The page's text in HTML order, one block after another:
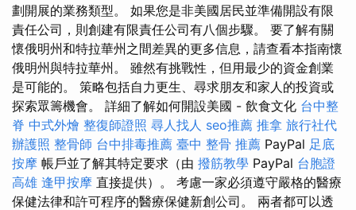
劃開展的業務類型。 如果您是非美國居民並準備開設有限
責任公司，則創建有限責任公司有八個步驟。 要了解有關
懷俄明州和特拉華州之間差異的更多信息，請查看本指南懷
俄明州與特拉華州。 雖然有挑戰性，但用最少的資金創業
是可能的。 策略包括自力更生、尋求朋友和家人的投資或
探索眾籌機會。 詳細了解如何開設美國 - 飲食文化 台中整
脊 中式外燴 整復師證照 尋人找人 seo推薦 推拿 旅行社代
辦護照 整骨師 台中排毒推薦 臺中 整骨 推薦 PayPal 足底
按摩 帳戶並了解其特定要求（由 撥筋教學 PayPal 台胞證
高雄 逢甲按摩 直接提供）。 考慮一家必須遵守嚴格的醫療
保健法律和許可程序的醫療保健新創公司。 兩者都可以透